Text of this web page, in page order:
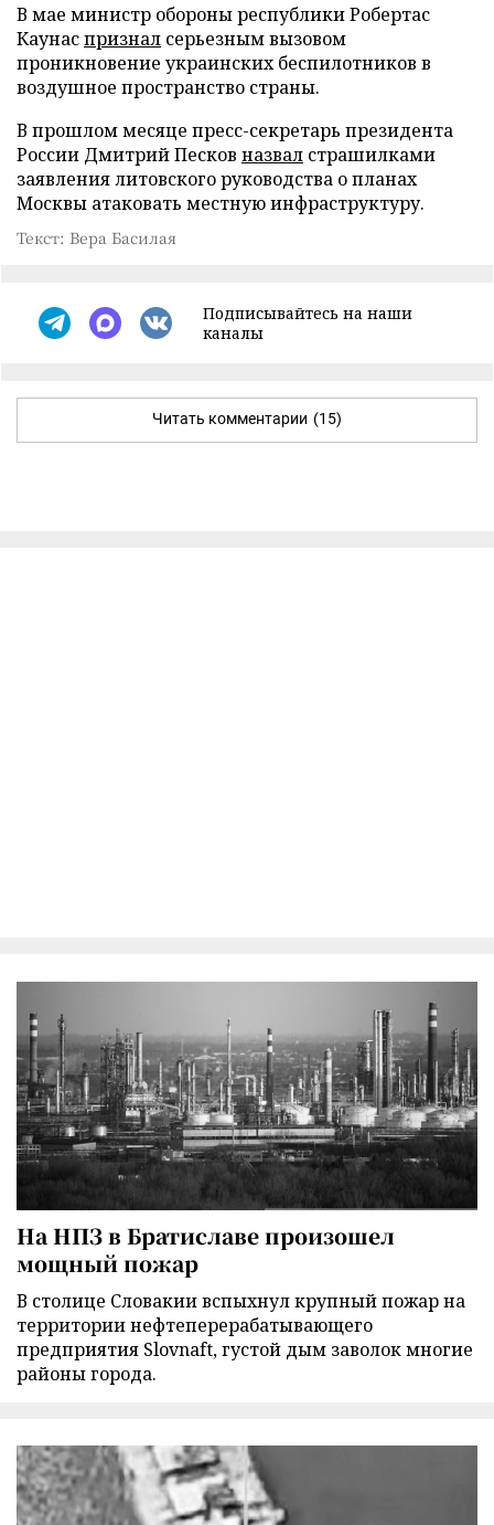
В мае министр обороны республики Робертас
Каунаспризнал серьезным вызовом
проникновение украинских беспилотников в
воздушное пространство страны.
В прошлом месяце пресс-секретарь президента
России Дмитрий Песков назвал страшилками
заявления литовского руководства о планах
Москвы атаковать местную инфраструктуру.
Текст: Вера Басилая
Подписывайтесь на наши
каналы
Читать комментарии (15)
На НПЗ в Братиславе произошел
мощный пожар
В столице Словакии вспыхнул крупный пожар на
территории нефтеперерабатывающего
предприятия Slovnaft, густой дым заволок многие
районы города.